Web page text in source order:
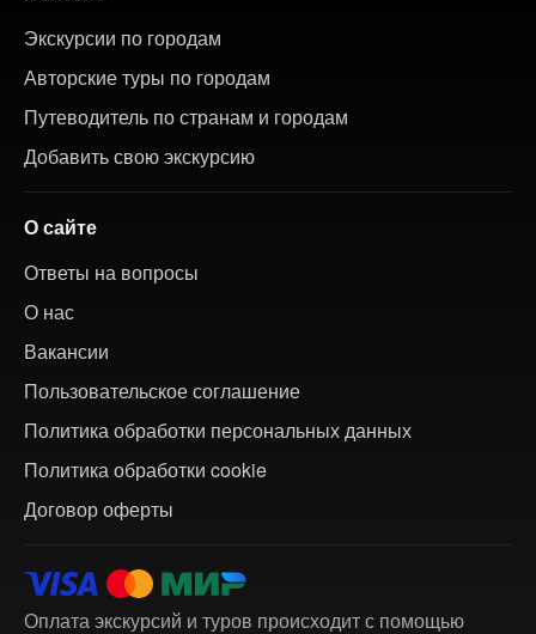
Экскурсии по городам
Авторские туры по городам
Путеводитель по странам и городам
Добавить свою экскурсию
О сайте
Ответы на вопросы
О нас
Вакансии
Пользовательское соглашение
Политика обработки персональных данных
Политика обработки cookie
Договор оферты
Оплата экскурсий и туров происходит с помощью